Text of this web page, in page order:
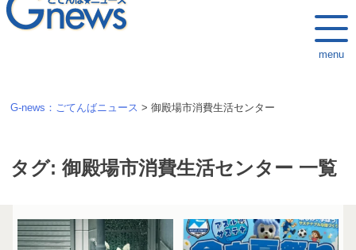
menu
G-news：ごてんばニュース > 御殿場市消費生活センター
タグ: 御殿場市消費生活センター 一覧